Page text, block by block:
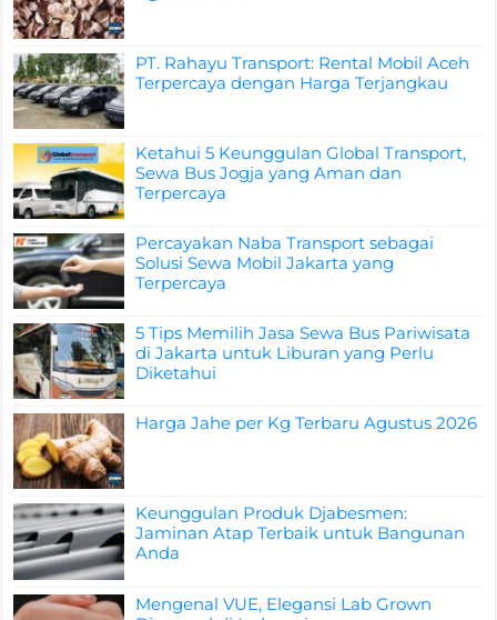
PT. Rahayu Transport: Rental Mobil Aceh
Terpercaya dengan Harga Terjangkau
Ketahui 5 Keunggulan Global Transport,
Sewa Bus Jogja yang Aman dan
Terpercaya
Percayakan Naba Transport sebagai
Solusi Sewa Mobil Jakarta yang
Terpercaya
5 Tips Memilih Jasa Sewa Bus Pariwisata
di Jakarta untuk Liburan yang Perlu
Diketahui
Harga Jahe per Kg Terbaru Agustus 2026
Keunggulan Produk Djabesmen:
Jaminan Atap Terbaik untuk Bangunan
Anda
Mengenal VUE, Elegansi Lab Grown